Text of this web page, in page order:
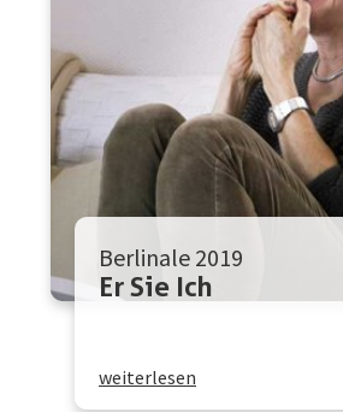
Berlinale 2019
Er Sie Ich
weiterlesen